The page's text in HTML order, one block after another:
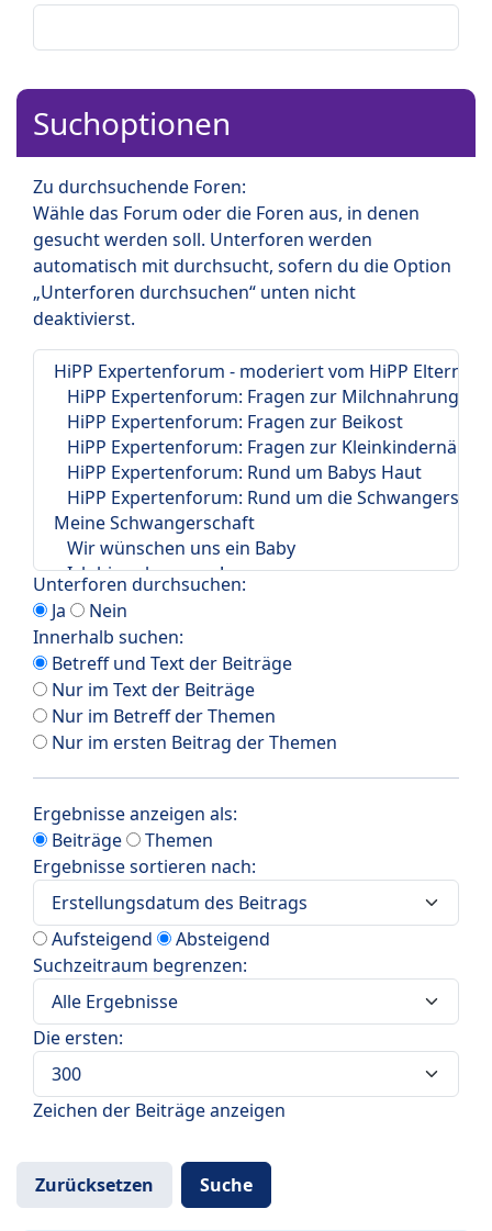
Suchoptionen
Zu durchsuchende Foren:
Wähle das Forum oder die Foren aus, in denen
gesucht werden soll. Unterforen werden
automatisch mit durchsucht, sofern du die Option
„Unterforen durchsuchen“ unten nicht
deaktivierst.
Unterforen durchsuchen:
Ja
Nein
Innerhalb suchen:
Betreff und Text der Beiträge
Nur im Text der Beiträge
Nur im Betreff der Themen
Nur im ersten Beitrag der Themen
Ergebnisse anzeigen als:
Beiträge
Themen
Ergebnisse sortieren nach:
Aufsteigend
Absteigend
Suchzeitraum begrenzen:
Die ersten:
Zeichen der Beiträge anzeigen